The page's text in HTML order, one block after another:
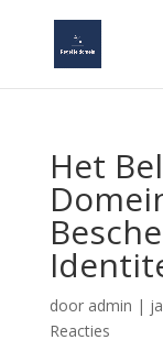
Het
door admin |
Reacties